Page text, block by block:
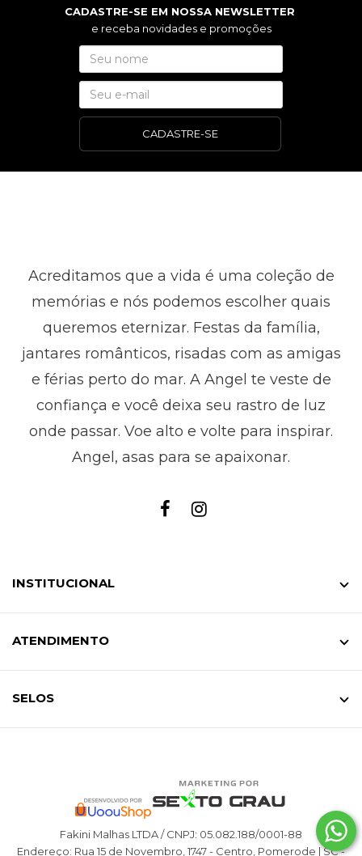
CADASTRE-SE EM NOSSA NEWSLETTER
e receba novidades e promoções
CADASTRE-SE
Acreditamos que a vida é uma coleção de
memórias e nós podemos escolher quais
queremos eternizar. Festas da família,
jantares românticos, risadas com as amigas
e férias perto do mar. A Angel te veste de
confiança e você deixa seu rastro de luz
onde passar. Voe alto e volte para inspirar.
Angel, asas para se apaixonar.
INSTITUCIONAL
ATENDIMENTO
SELOS
Fakini Malhas LTDA / CNPJ: 05.082.188/0001-88
Endereço: Rua 15 de Novembro, 1747 - Centro, Pomerode | SC -